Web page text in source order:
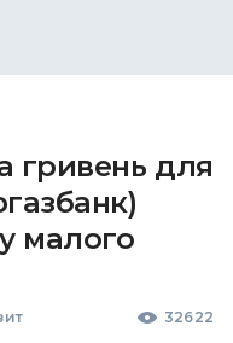
гривень для
малого
32622